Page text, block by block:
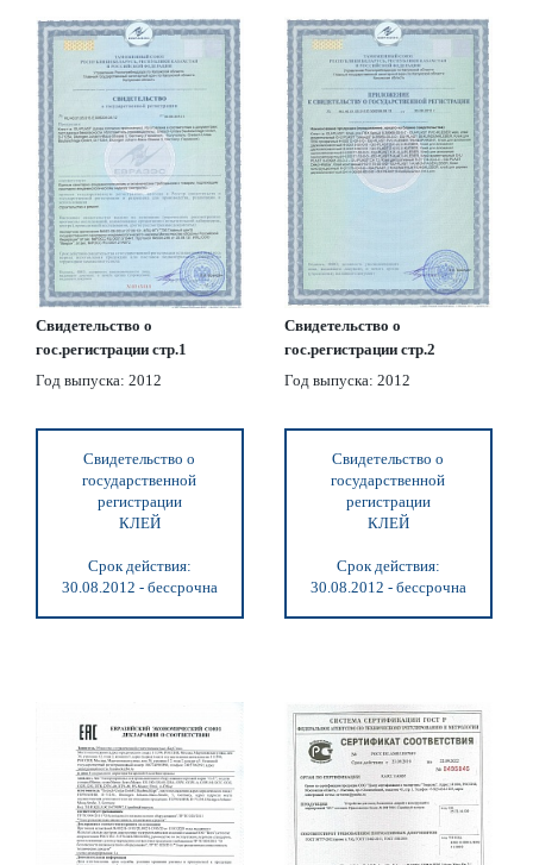
Свидетельство о
гос.регистрации стр.1
Год выпуска: 2012
Свидетельство о
государственной
регистрации
КЛЕЙ
Срок действия:
30.08.2012 - бессрочна
Свидетельство о
гос.регистрации стр.2
Год выпуска: 2012
Свидетельство о
государственной
регистрации
КЛЕЙ
Срок действия:
30.08.2012 - бессрочна